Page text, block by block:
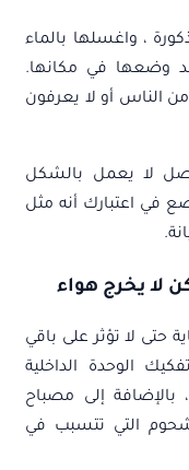
، واغسلها بالماء
وضعها في مكانها.
الناس أو لا يعرفون
لا يعمل بالشكل
في اعتبارك أنه مثل
لا يخرج هواء
حتى لا تؤثر على باقي
الوحدة الداخلية
إلى مصباح
التي تتسبب في